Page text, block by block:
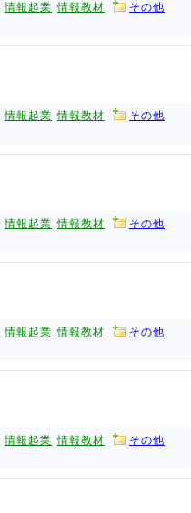
情報起業 情報教材 その他
情報起業 情報教材 その他
情報起業 情報教材 その他
情報起業 情報教材 その他
情報起業 情報教材 その他